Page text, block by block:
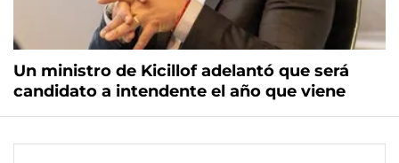
Un ministro de Kicillof adelantó que será
candidato a intendente el año que viene